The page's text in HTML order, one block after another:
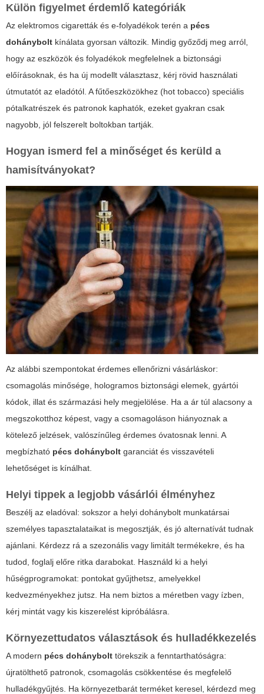
Külön figyelmet érdemlő kategóriák
Az elektromos cigaretták és e-folyadékok terén a pécs
dohánybolt kínálata gyorsan változik. Mindig győződj meg arról,
hogy az eszközök és folyadékok megfelelnek a biztonsági
előírásoknak, és ha új modellt választasz, kérj rövid használati
útmutatót az eladótól. A fűtőeszközökhez (hot tobacco) speciális
pótalkatrészek és patronok kaphatók, ezeket gyakran csak
nagyobb, jól felszerelt boltokban tartják.
Hogyan ismerd fel a minőséget és kerüld a
hamisítványokat?
Az alábbi szempontokat érdemes ellenőrizni vásárláskor:
csomagolás minősége, hologramos biztonsági elemek, gyártói
kódok, illat és származási hely megjelölése. Ha a ár túl alacsony a
megszokotthoz képest, vagy a csomagoláson hiányoznak a
kötelező jelzések, valószínűleg érdemes óvatosnak lenni. A
megbízható pécs dohánybolt garanciát és visszavételi
lehetőséget is kínálhat.
Helyi tippek a legjobb vásárlói élményhez
Beszélj az eladóval: sokszor a helyi dohánybolt munkatársai
személyes tapasztalataikat is megosztják, és jó alternatívát tudnak
ajánlani. Kérdezz rá a szezonális vagy limitált termékekre, és ha
tudod, foglalj előre ritka darabokat. Használd ki a helyi
hűségprogramokat: pontokat gyűjthetsz, amelyekkel
kedvezményekhez jutsz. Ha nem biztos a méretben vagy ízben,
kérj mintát vagy kis kiszerelést kipróbálásra.
Környezettudatos választások és hulladékkezelés
A modern pécs dohánybolt törekszik a fenntarthatóságra:
újratölthető patronok, csomagolás csökkentése és megfelelő
hulladékgyűjtés. Ha környezetbarát terméket keresel, kérdezd meg